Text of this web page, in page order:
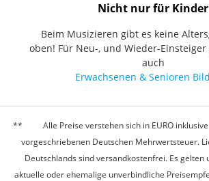
Nicht nur für Kinder
Beim Musizieren gibt es keine
oben! Für Neu-, und Wieder-
auch
Erwachsenen & Senioren
Alle Preise verstehen sich in EURO
vorgeschriebenen Deutschen Mehrwertsteuer.
Deutschlands sind versandkostenfrei. Es gelten
aktuelle oder ehemalige unverbindliche